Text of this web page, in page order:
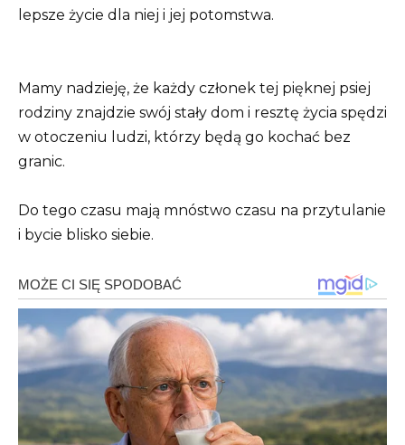
lepsze życie dla niej i jej potomstwa.
Mamy nadzieję, że każdy członek tej pięknej psiej
rodziny znajdzie swój stały dom i resztę życia spędzi
w otoczeniu ludzi, którzy będą go kochać bez
granic.
Do tego czasu mają mnóstwo czasu na przytulanie
i bycie blisko siebie.